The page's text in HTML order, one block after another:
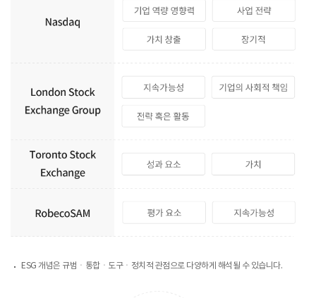
ESG 개념은 규범ㆍ통합ㆍ도구ㆍ정치적 관점으로 다양하게 해석될 수 있습니다.